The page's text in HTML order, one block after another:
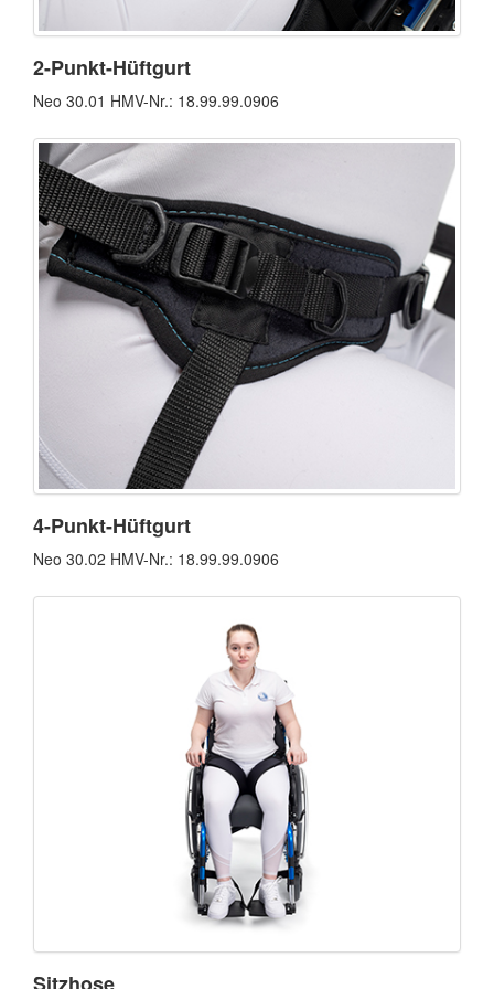
2-Punkt-Hüftgurt
Neo 30.01 HMV-Nr.: 18.99.99.0906
4-Punkt-Hüftgurt
Neo 30.02 HMV-Nr.: 18.99.99.0906